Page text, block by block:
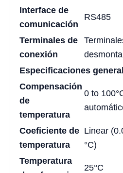
Interface de
comunicación
RS485
Terminales de
conexión
Especificaciones
Compensación
de
temperatura
0 to
Coeficiente de
temperatura
Linear
°C)
Temperatura
25°C